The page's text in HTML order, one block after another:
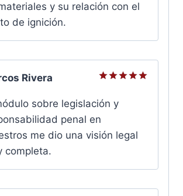
y su relación con el
de ignición.
Rivera
con
5
sobre legislación y
penal en
me dio una visión legal
completa.